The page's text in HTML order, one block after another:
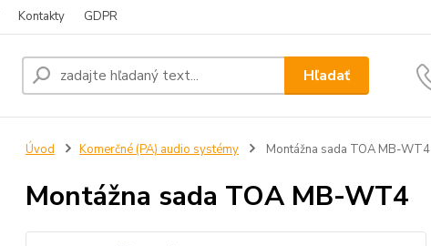
Kontakty GDPR
Hľadať
Úvod Komerčné (PA) audio systémy Montážna sada TOA MB-WT4
Montážna sada TOA MB-WT4